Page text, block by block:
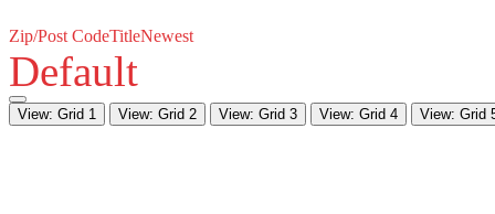
Zip/Post CodeTitleNewest
Default
View: Grid 1 View: Grid 2 View: Grid 3 View: Grid 4 View: Grid